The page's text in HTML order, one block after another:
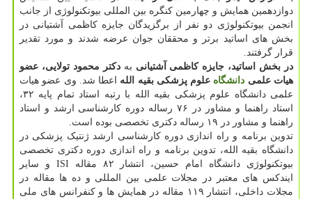
دوازدهمین همایش و چهارمین کنگره بین المللی بیوتکنولوژی از جانب
انجمن بیوتکنولوژی دو نفر از برگزیدگان جایزه کاظمی آشتیانی در
بخش های اساتید برتر و محققان جوان عرضه شدند و مورد تقدیر
قرار گرفتند.
در بخش اساتید، جایزه کاظمی آشتیانی بهدکتر محمود تولایی، عضو
هیات علمی دانشگاه علوم پزشکی بقیه الله
اعطا شد. وی عضو هیات
علمی دانشگاه علوم پزشکی بقیه الله با رتبه استاد تمام پایه ۳۲،
استاد راهنما و مشاور در ۷۶ رساله دوره کارشناسی ارشد و استاد
راهنما و مشاور در ۱۹ رساله دکتری تخصصی بوده است.
تدوین برنامه و راه اندازی دوره کارشناسی ارشد ژنتیک پزشکی در
دانشگاه بقیه الله، تدوین برنامه و راه اندازی دوره دکتری تخصصی
بیوتکنولوژی دانشگاه امام حسین، انتشار ۸۲ مقاله ISI و سایر
ایندکس های معتبر در مجلات علمی بین المللی و ده ها مقاله در
مجلات داخلی، انتشار ۱۱۹ مقاله در همایش ها و کنفرانس های ملی